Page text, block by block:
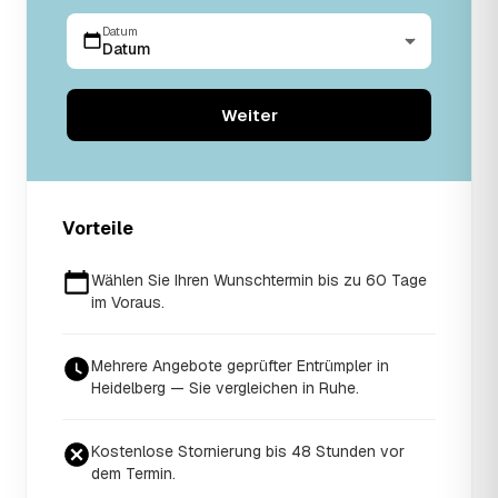
Datum
Datum
Weiter
Vorteile
Wählen Sie Ihren Wunschtermin bis zu 60 Tage
im Voraus.
Mehrere Angebote geprüfter Entrümpler in
Heidelberg — Sie vergleichen in Ruhe.
Kostenlose Stornierung bis 48 Stunden vor
dem Termin.